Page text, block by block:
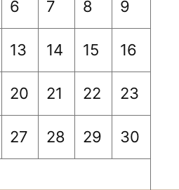
6 7 8 9
13 14 15 16
20 21 22 23
27 28 29 30